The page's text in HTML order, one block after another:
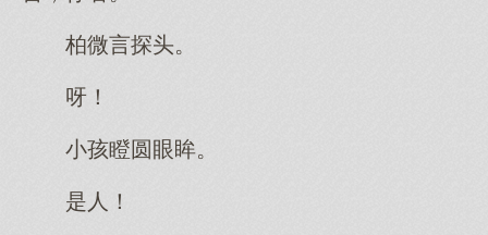
柏微言探头。
呀！
小孩瞪圆眼眸。
是人！